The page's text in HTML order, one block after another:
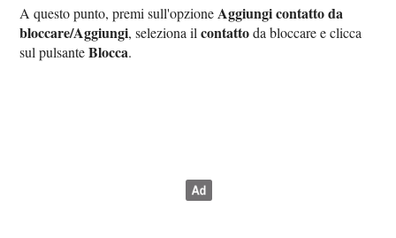
A questo punto, premi sull'opzione Aggiungi contatto da
bloccare/Aggiungi, seleziona ilcontattoda bloccare e clicca
sul pulsanteBlocca.